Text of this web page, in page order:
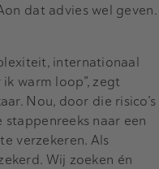
dat advies wel geven.
internationaal
warm loop”, zegt
Nou, door die risico’s
naar een
verzekeren. Als
Wij zoeken én